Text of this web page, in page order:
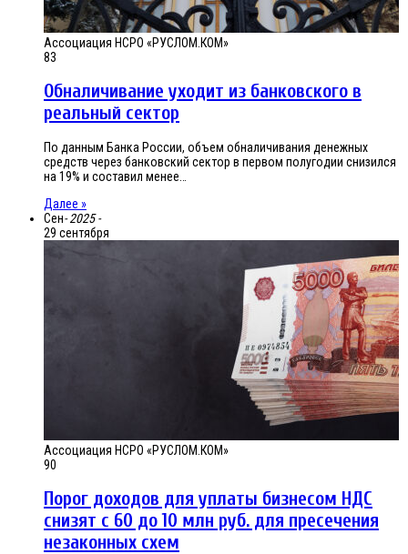
Ассоциация НСРО «РУСЛОМ.КОМ»
83
Обналичивание уходит из банковского в
реальный сектор
По данным Банка России, объем обналичивания денежных
средств через банковский сектор в первом полугодии снизился
на 19% и составил менее…
Далее »
Сен- 2025 -
29 сентября
Ассоциация НСРО «РУСЛОМ.КОМ»
90
Порог доходов для уплаты бизнесом НДС
снизят с 60 до 10 млн руб. для пресечения
незаконных схем